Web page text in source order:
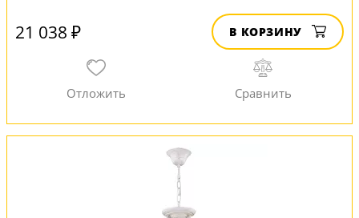
21 038 ₽ В КОРЗИНУ